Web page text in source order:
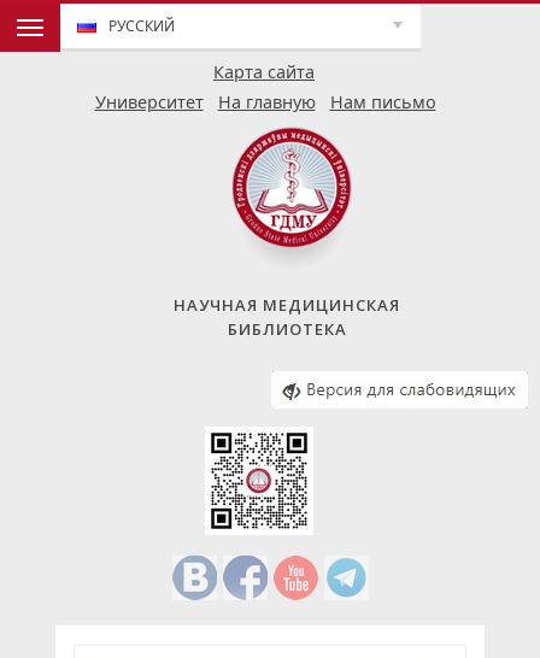
Карта сайта
РУССКИЙ
Университет На главную Нам письмо
НАУЧНАЯ МЕДИЦИНСКАЯ
БИБЛИОТЕКА